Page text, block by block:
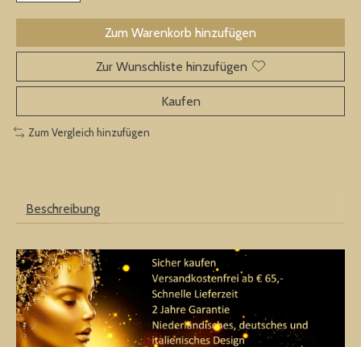
Zum Warenkorb hinzufügen
Zur Wunschliste hinzufügen
Kaufen
Zum Vergleich hinzufügen
Beschreibung